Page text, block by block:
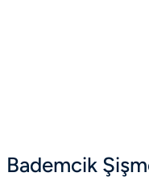
Bademcik